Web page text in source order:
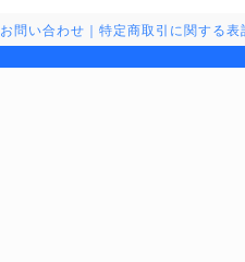
お問い合わせ 特定商取引に関する表